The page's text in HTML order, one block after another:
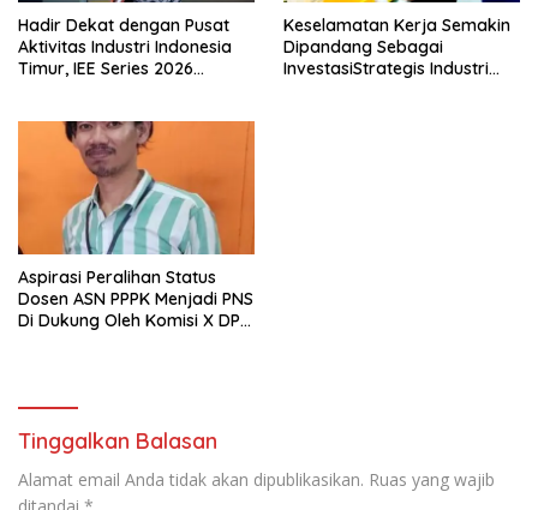
Hadir Dekat dengan Pusat
Aktivitas Industri Indonesia
Timur, IEE Series 2026
Keselamatan Kerja Semakin
Dipandang Sebagai
InvestasiStrategis Industri
Aspirasi Peralihan Status
Dosen ASN PPPK Menjadi PNS
Di Dukung Oleh Komisi X DPR
Tinggalkan Balasan
Alamat email Anda tidak akan dipublikasikan. Ruas yang wajib
ditandai *